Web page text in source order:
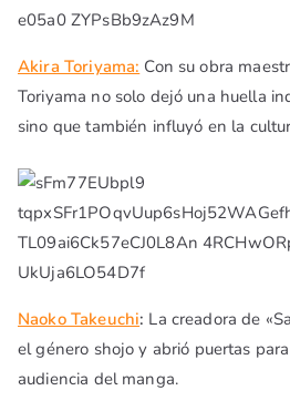
Akira Toriyama: Con su obra
Toriyama no solo dejó una huella
sino que también influyó en la
Naoko Takeuchi: La creadora de
el género shojo y abrió puertas
audiencia del manga.